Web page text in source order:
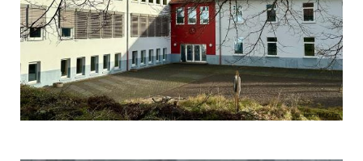
© Jennifer Kuhn